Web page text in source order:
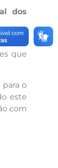
dos
e
que
o
este
com